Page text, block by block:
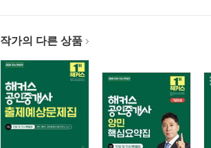
작가의 다른 상품